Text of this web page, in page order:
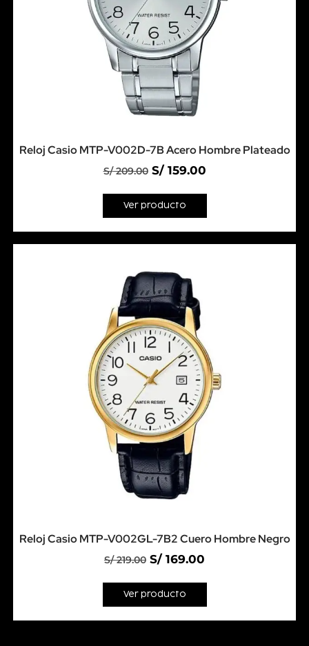
Reloj Casio MTP-V002D-7B Acero Hombre Plateado
S/209.00 S/159.00
Ver producto
Reloj Casio MTP-V002GL-7B2 Cuero Hombre Negro
S/219.00 S/ 169.00
Ver producto